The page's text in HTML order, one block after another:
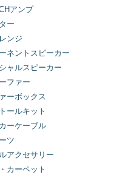
アンプ
ー
ンジ
ネントスピーカー
ャルスピーカー
ファー
ーボックス
ールキット
ーケーブル
ツ
アクセサリー
カーペット